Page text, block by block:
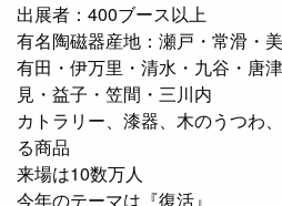
出展者：400ブース以上
有名陶磁器産地：瀬戸・常滑・
有田・伊万里・清水・九谷・唐
見・益子・笠間・三川内
カトラリー、漆器、木のうつわ
る商品
来場は10数万人
今年のテーマは『復活』